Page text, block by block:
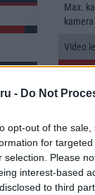
- Do Not
opt-out of the
for
selection. Please
interest-based
to third
1
Max.
Video
Min.
Min.